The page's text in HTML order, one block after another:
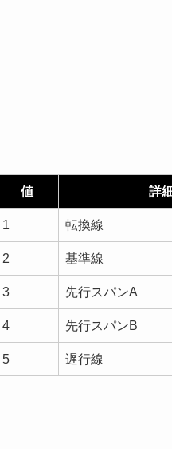
値 詳細
1 転換線
2 基準線
3 先行スパンA
4 先行スパンB
5 遅行線